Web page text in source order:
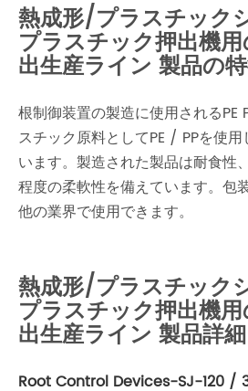
熱成形/プラスチック
プラスチック押出機
出生産ライン 製品の
根制御装置の製造に使用されるPE
スチック原料としてPE / PPを使
います。製造された製品は耐食性
程度の柔軟性を備えています。包
他の業界で使用できます。
熱成形/プラスチック
プラスチック押出機
出生産ライン 製品詳細
Root Control Devices-SJ-120 /